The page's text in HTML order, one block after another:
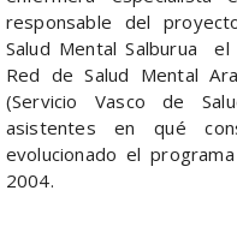
responsable del
Salud Mental Salburua
Red de Salud Mental
(Servicio Vasco de
asistentes en qué
evolucionado el
2004.